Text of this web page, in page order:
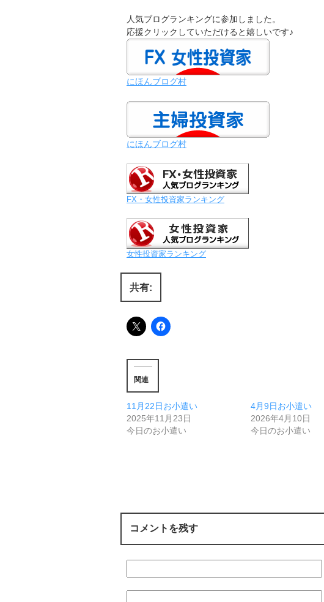
人気ブログランキングに参加しました。
応援クリックしていただけると嬉しいです♪
にほんブログ村
にほんブログ村
FX・女性投資家ランキング
女性投資家ランキング
共有:
関連
11月22日お小遣い
2025年11月23日
今日のお小遣い
4月9日お小遣い
2026年4月10日
今日のお小遣い
コメントを残す